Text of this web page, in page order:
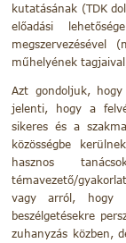
kutatásának (TDK
előadási
műhelyének
Azt gondoljuk,
jelenti, hogy a
sikeres és a
közösségbe
hasznos
témavezető/
vagy arról, hogy
beszélgetésekre
zuhanyzás közben,